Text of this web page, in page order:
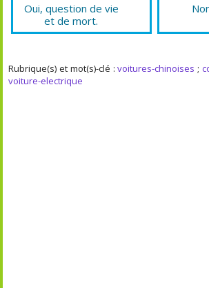
Oui, question de vie
et de mort.
Rubrique(s) et mot(s)-clé :voitures-chinoises ;
voiture-electrique